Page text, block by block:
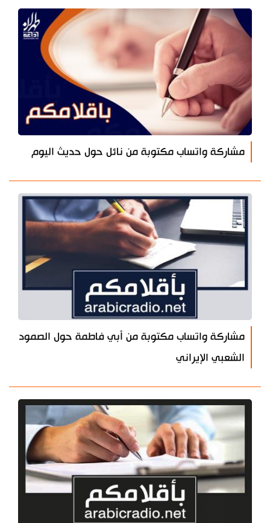
مشاركة واتساب مكتوبة من نائل حول حديث اليوم
مشاركة واتساب مكتوبة من أبي فاطمة حول الصمود
الشعبي الإيراني